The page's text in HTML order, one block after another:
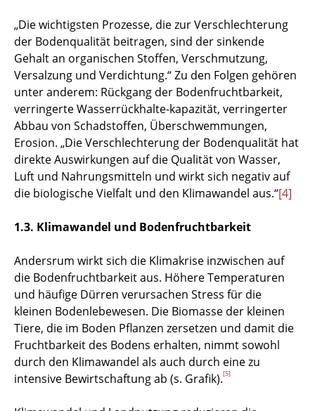
„Die wichtigsten Prozesse, die zur Verschlechterung
der Bodenqualität beitragen, sind der sinkende
Gehalt an organischen Stoffen, Verschmutzung,
Versalzung und Verdichtung.“ Zu den Folgen gehören
unter anderem: Rückgang der Bodenfruchtbarkeit,
verringerte Wasserrückhalte-kapazität, verringerter
Abbau von Schadstoffen, Überschwemmungen,
Erosion. „Die Verschlechterung der Bodenqualität hat
direkte Auswirkungen auf die Qualität von Wasser,
Luft und Nahrungsmitteln und wirkt sich negativ auf
die biologische Vielfalt und den Klimawandel aus.“[4]
1.3. Klimawandel und Bodenfruchtbarkeit
Andersrum wirkt sich die Klimakrise inzwischen auf
die Bodenfruchtbarkeit aus. Höhere Temperaturen
und häufige Dürren verursachen Stress für die
kleinen Bodenlebewesen. Die Biomasse der kleinen
Tiere, die im Boden Pflanzen zersetzen und damit die
Fruchtbarkeit des Bodens erhalten, nimmt sowohl
durch den Klimawandel als auch durch eine zu
intensive Bewirtschaftung ab (s. Grafik).[5]